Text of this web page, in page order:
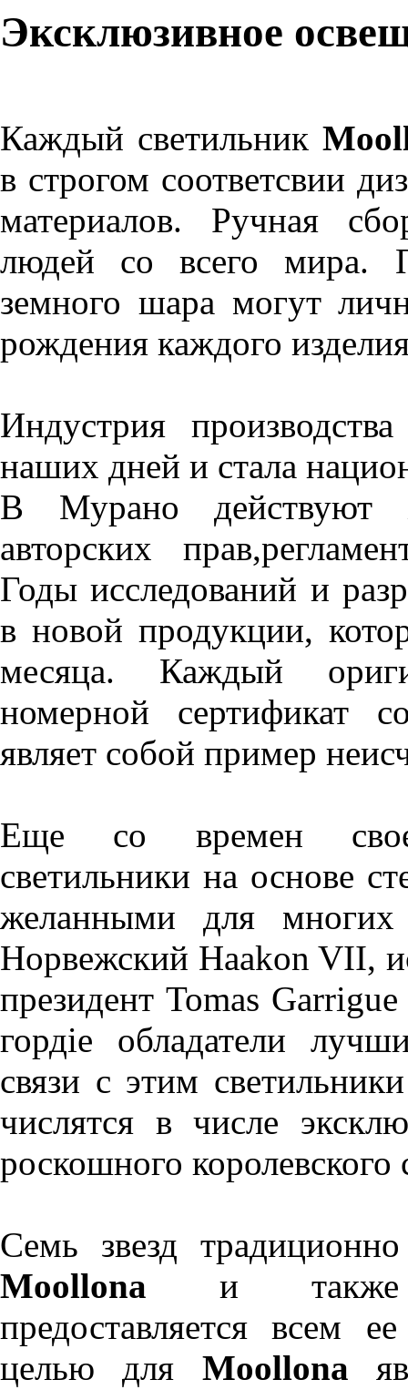
Эксклюзивное
Каждый светильник
в строгом соответсвии
материалов. Ручная
людей со всего мира.
земного шара могут
рождения каждого
Индустрия
наших дней и стала
В Мурано действуют
авторских
Годы исследований и
в новой продукции,
месяца. Каждый
номерной сертификат
являет собой пример
Еще со времен
светильники на основе
желанными для
Норвежский Haakon VII,
президент Tomas
гордіе обладатели
связи с этим
числятся в числе
роскошного королевского
Семь звезд
Moollona и также
предоставляется всем
целью для Moollona